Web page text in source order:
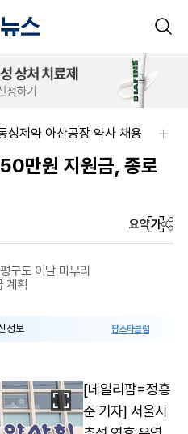
성제약 아산공장 약사 채용
만원 지원금, 종로
요약가
구도 이달 마무리
계획
정보 팜스타클럽
[데일리팜=정흥
준 기자] 서울시